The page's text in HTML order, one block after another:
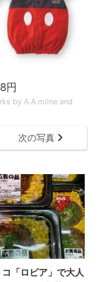
円
by A.A.milne and
次の写真